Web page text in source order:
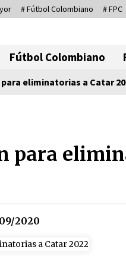
# Fútbol Colombiano # FPC
Fútbol Colombiano
eliminatorias a Catar
para
2020